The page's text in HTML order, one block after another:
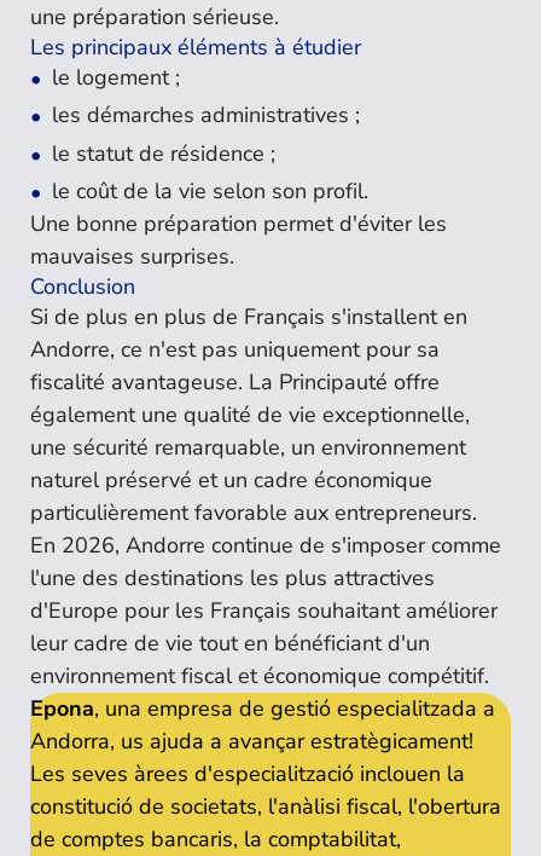
une préparation sérieuse.
Les principaux éléments à étudier
le logement ;
les démarches administratives ;
le statut de résidence ;
le coût de la vie selon son profil.
Une bonne préparation permet d'éviter les
mauvaises surprises.
Conclusion
Si de plus en plus de Français s'installent en
Andorre, ce n'est pas uniquement pour sa
fiscalité avantageuse. La Principauté offre
également une qualité de vie exceptionnelle,
une sécurité remarquable, un environnement
naturel préservé et un cadre économique
particulièrement favorable aux entrepreneurs.
En 2026, Andorre continue de s'imposer comme
l'une des destinations les plus attractives
d'Europe pour les Français souhaitant améliorer
leur cadre de vie tout en bénéficiant d'un
environnement fiscal et économique compétitif.
Epona, una empresa de gestió especialitzada a
Andorra, us ajuda a avançar estratègicament!
Les seves àrees d'especialització inclouen la
constitució de societats, l'anàlisi fiscal, l'obertura
de comptes bancaris, la comptabilitat,